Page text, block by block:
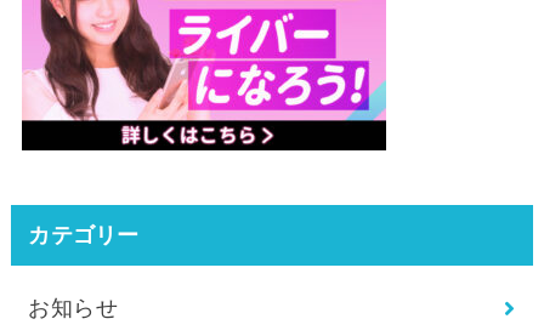
カテゴリー
お知らせ